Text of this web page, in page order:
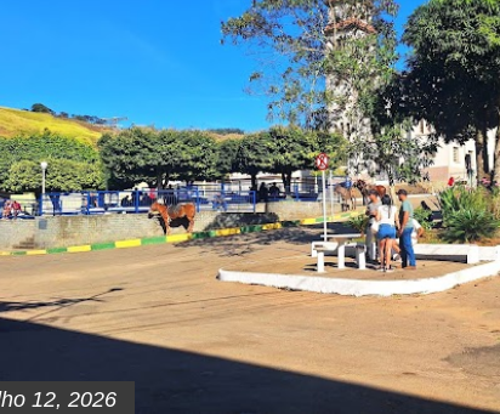
12, 2026